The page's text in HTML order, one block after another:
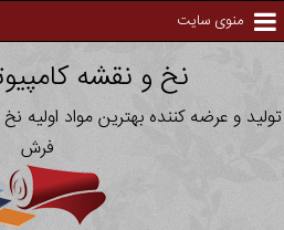
منوی سایت
نخ و نقشه
تولید و عرضه کننده بهترین مواد اولیه
فرش